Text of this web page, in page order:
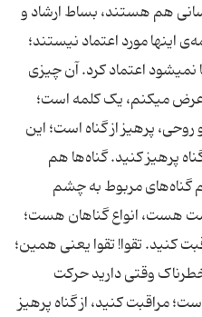
هم هستند، بساط ارشاد و
اینها مورد اعتماد نیستند؛
نمیشود اعتماد کرد. آن چیزی
عرض میکنم، یک کلمه است؛
پرهیز از گناه است؛ این
پرهیز کنید. گناه‌ها هم
گناه‌های مربوط به چشم
هست، انواع گناهان هست؛
کنید. تقوا! تقوا یعنی همین؛
وقتی دارید حرکت
مراقبت کنید، از گناه پرهیز